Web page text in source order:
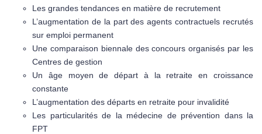
Les grandes tendances en matière de recrutement
L’augmentation de la part des agents contractuels recrutés
sur emploi permanent
Une comparaison biennale des concours organisés par les
Centres de gestion
Un âge moyen de départ à la retraite en croissance
constante
L’augmentation des départs en retraite pour invalidité
Les particularités de la médecine de prévention dans la
FPT